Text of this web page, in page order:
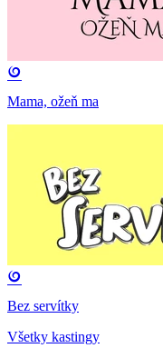
Mama, ožeň ma
Bez servítky
Všetky kastingy